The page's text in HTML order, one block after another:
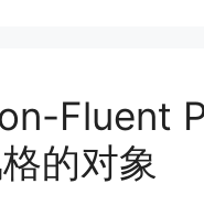
Fluent
的对象